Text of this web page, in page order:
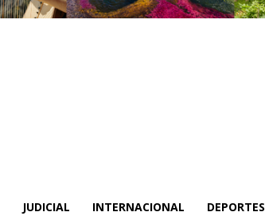
JUDICIAL INTERNACIONAL DEPORTES